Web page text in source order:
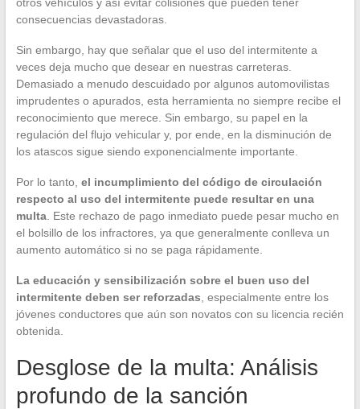
consecuencias devastadoras.
Sin embargo, hay que señalar que el uso del intermitente a
veces deja mucho que desear en nuestras carreteras.
Demasiado a menudo descuidado por algunos automovilistas
imprudentes o apurados, esta herramienta no siempre recibe el
reconocimiento que merece. Sin embargo, su papel en la
regulación del flujo vehicular y, por ende, en la disminución de
los atascos sigue siendo exponencialmente importante.
Por lo tanto, el incumplimiento del código de circulación
respecto al uso del intermitente puede resultar en una
multa. Este rechazo de pago inmediato puede pesar mucho en
el bolsillo de los infractores, ya que generalmente conlleva un
aumento automático si no se paga rápidamente.
La educación y sensibilización sobre el buen uso del
intermitente deben ser reforzadas , especialmente entre los
jóvenes conductores que aún son novatos con su licencia recién
obtenida.
Desglose de la multa: Análisis
profundo de la sanción